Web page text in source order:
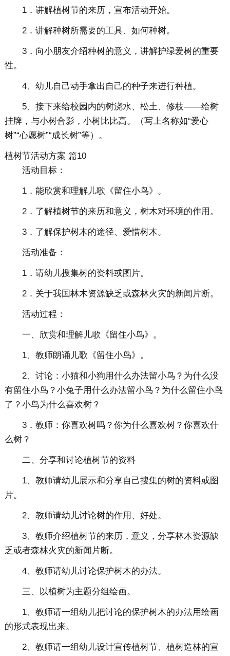
1．讲解植树节的来历，宣布活动开始。
2．讲解种树所需要的工具、如何种树。
3．向小朋友介绍种树的意义，讲解护绿爱树的重要
性。
4、幼儿自己动手拿出自己的种子来进行种植。
5、接下来给校园内的树浇水、松土、修枝——给树
挂牌，与小树合影，小树比比高。（写上名称如“爱心
树”“心愿树”“成长树”等）。
植树节活动方案 篇10
活动目标：
1．能欣赏和理解儿歌《留住小鸟》。
2．了解植树节的来历和意义，树木对环境的作用。
3．了解保护树木的途径、爱惜树木。
活动准备：
1．请幼儿搜集树的资料或图片。
2．关于我国林木资源缺乏或森林火灾的新闻片断。
活动过程：
一、欣赏和理解儿歌《留住小鸟》。
1、教师朗诵儿歌《留住小鸟》。
2、讨论：小猫和小狗用什么办法留小鸟？为什么没
有留住小鸟？小兔子用什么办法留小鸟？为什么留住小鸟
了？小鸟为什么喜欢树？
3．教师：你喜欢树吗？你为什么喜欢树？你喜欢什
么树？
二、分享和讨论植树节的资料
1、教师请幼儿展示和分享自己搜集的树的资料或图
片。
2、教师请幼儿讨论树的作用、好处。
3、教师介绍植树节的来历，意义，分享林木资源缺
乏或者森林火灾的新闻片断。
4、教师请幼儿讨论保护树木的办法。
三、以植树为主题分组绘画。
1、教师请一组幼儿把讨论的保护树木的办法用绘画
的形式表现出来。
2、教师请一组幼儿设计宣传植树节、植树造林的宣